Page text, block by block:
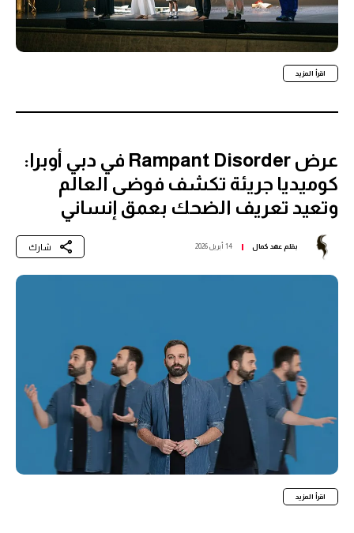
اقرأ المزيد
عرض Rampant Disorder في دبي أوبرا:
كوميديا جريئة تكشف فوضى العالم
وتعيد تعريف الضحك بعمق إنساني
بقلمعهد كمال 14 أبريل 2026 شارك
اقرأ المزيد